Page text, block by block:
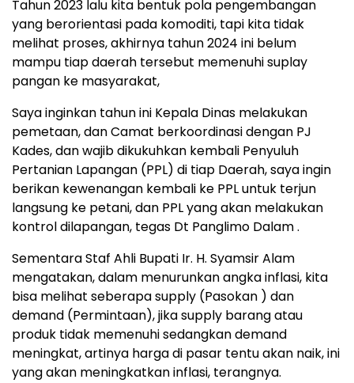
Tahun 2023 lalu kita bentuk pola pengembangan
yang berorientasi pada komoditi, tapi kita tidak
melihat proses, akhirnya tahun 2024 ini belum
mampu tiap daerah tersebut memenuhi suplay
pangan ke masyarakat,
Saya inginkan tahun ini Kepala Dinas melakukan
pemetaan, dan Camat berkoordinasi dengan PJ
Kades, dan wajib dikukuhkan kembali Penyuluh
Pertanian Lapangan (PPL) di tiap Daerah, saya ingin
berikan kewenangan kembali ke PPL untuk terjun
langsung ke petani, dan PPL yang akan melakukan
kontrol dilapangan, tegas Dt Panglimo Dalam .
Sementara Staf Ahli Bupati Ir. H. Syamsir Alam
mengatakan, dalam menurunkan angka inflasi, kita
bisa melihat seberapa supply (Pasokan ) dan
demand (Permintaan), jika supply barang atau
produk tidak memenuhi sedangkan demand
meningkat, artinya harga di pasar tentu akan naik, ini
yang akan meningkatkan inflasi, terangnya.